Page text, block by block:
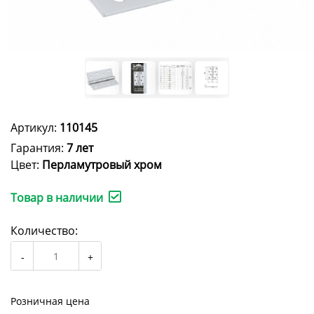
Артикул: 110145
Гарантия: 7 лет
Цвет: Перламутровый хром
Товар в наличии
Количество:
Розничная цена